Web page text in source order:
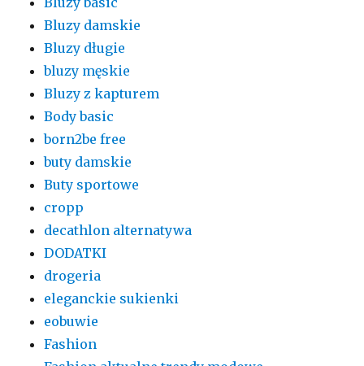
Bluzy damskie
Bluzy długie
bluzy męskie
Bluzy z kapturem
Body basic
born2be free
buty damskie
Buty sportowe
cropp
decathlon alternatywa
DODATKI
drogeria
eleganckie sukienki
eobuwie
Fashion